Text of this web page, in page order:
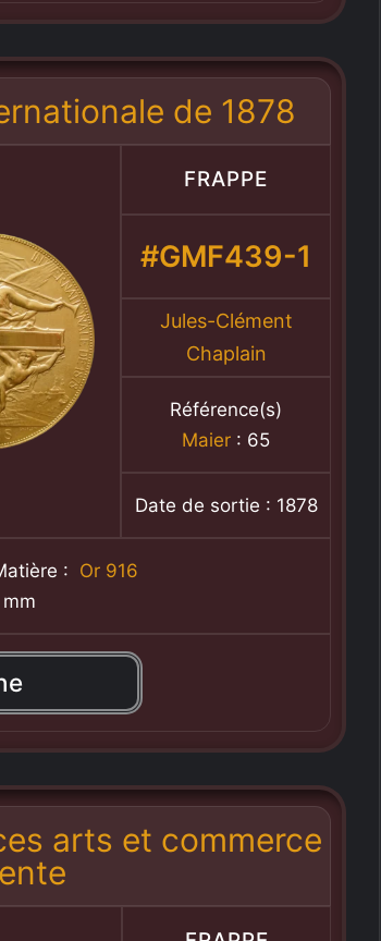
de 1878
FRAPPE
#GMF439-1
Jules-Clément
Chaplain
Référence(s)
Maier : 65
Date de sortie : 1878
: Or 916
arts et commerce